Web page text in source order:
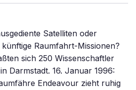
Satelliten oder
Raumfahrt-Missionen?
sich 250 Wissenschaftler
Darmstadt. 16. Januar 1996:
Endeavour zieht ruhig